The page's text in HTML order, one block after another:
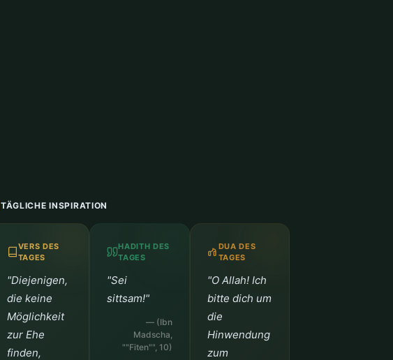
TÄGLICHE INSPIRATION
VERS DES
TAGES
"Diejenigen,
die keine
Möglichkeit
zur Ehe
finden,
HADITH DES
TAGES
"Sei
sittsam!"
— (Ibn
Madscha,
""Fiten"", 10)
DUA DES
TAGES
"O Allah! Ich
bitte dich um
die
Hinwendung
zum